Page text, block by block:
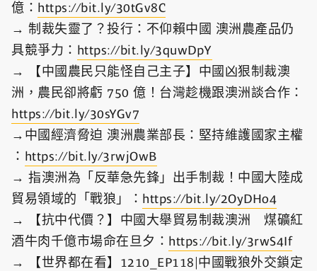
億： https://bit.ly/30tGv8C​
→ 制裁失靈了？投行：不仰賴中國 澳洲農產品仍
具競爭力： https://bit.ly/3quwDpY​
→ 【中國農民只能怪自己主子】中國凶狠制裁澳
洲，農民卻將虧 750 億！台灣趁機跟澳洲談合作：
https://bit.ly/30sYGv7​
→中國經濟脅迫 澳洲農業部長：堅持維護國家主權
： https://bit.ly/3rwjOwB​
→ 指澳洲為「反華急先鋒」出手制裁！中國大陸成
貿易領域的「戰狼」： https://bit.ly/2OyDHo4​
→ 【抗中代價？】中國大舉貿易制裁澳洲 煤礦紅
酒牛肉千億市場命在旦夕： https://bit.ly/3rwS4If​
→ 【世界都在看】1210_EP118|中國戰狼外交鎖定